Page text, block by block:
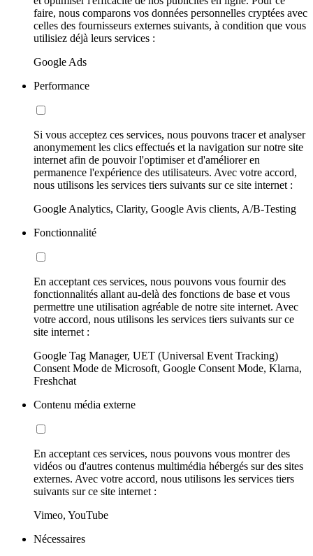
faire, nous comparons vos données personnelles cryptées avec
celles des fournisseurs externes suivants, à condition que vous
utilisiez déjà leurs services :
Google Ads
Performance
Si vous acceptez ces services, nous pouvons tracer et analyser
anonymement les clics effectués et la navigation sur notre site
internet afin de pouvoir l'optimiser et d'améliorer en
permanence l'expérience des utilisateurs. Avec votre accord,
nous utilisons les services tiers suivants sur ce site internet :
Google Analytics, Clarity, Google Avis clients, A/B-Testing
Fonctionnalité
En acceptant ces services, nous pouvons vous fournir des
fonctionnalités allant au-delà des fonctions de base et vous
permettre une utilisation agréable de notre site internet. Avec
votre accord, nous utilisons les services tiers suivants sur ce
site internet :
Google Tag Manager, UET (Universal Event Tracking)
Consent Mode de Microsoft, Google Consent Mode, Klarna,
Freshchat
Contenu média externe
En acceptant ces services, nous pouvons vous montrer des
vidéos ou d'autres contenus multimédia hébergés sur des sites
externes. Avec votre accord, nous utilisons les services tiers
suivants sur ce site internet :
Vimeo, YouTube
Nécessaires